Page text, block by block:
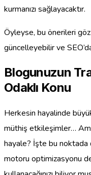
kurmanızı sağlayacaktır.
Öyleyse, bu önerileri göz
güncelleyebilir ve
Blogunuzun
Odaklı Konu
Herkesin hayalinde
müthiş etkileşimler…
hayale? İşte bu noktada
motoru optimizasyonu